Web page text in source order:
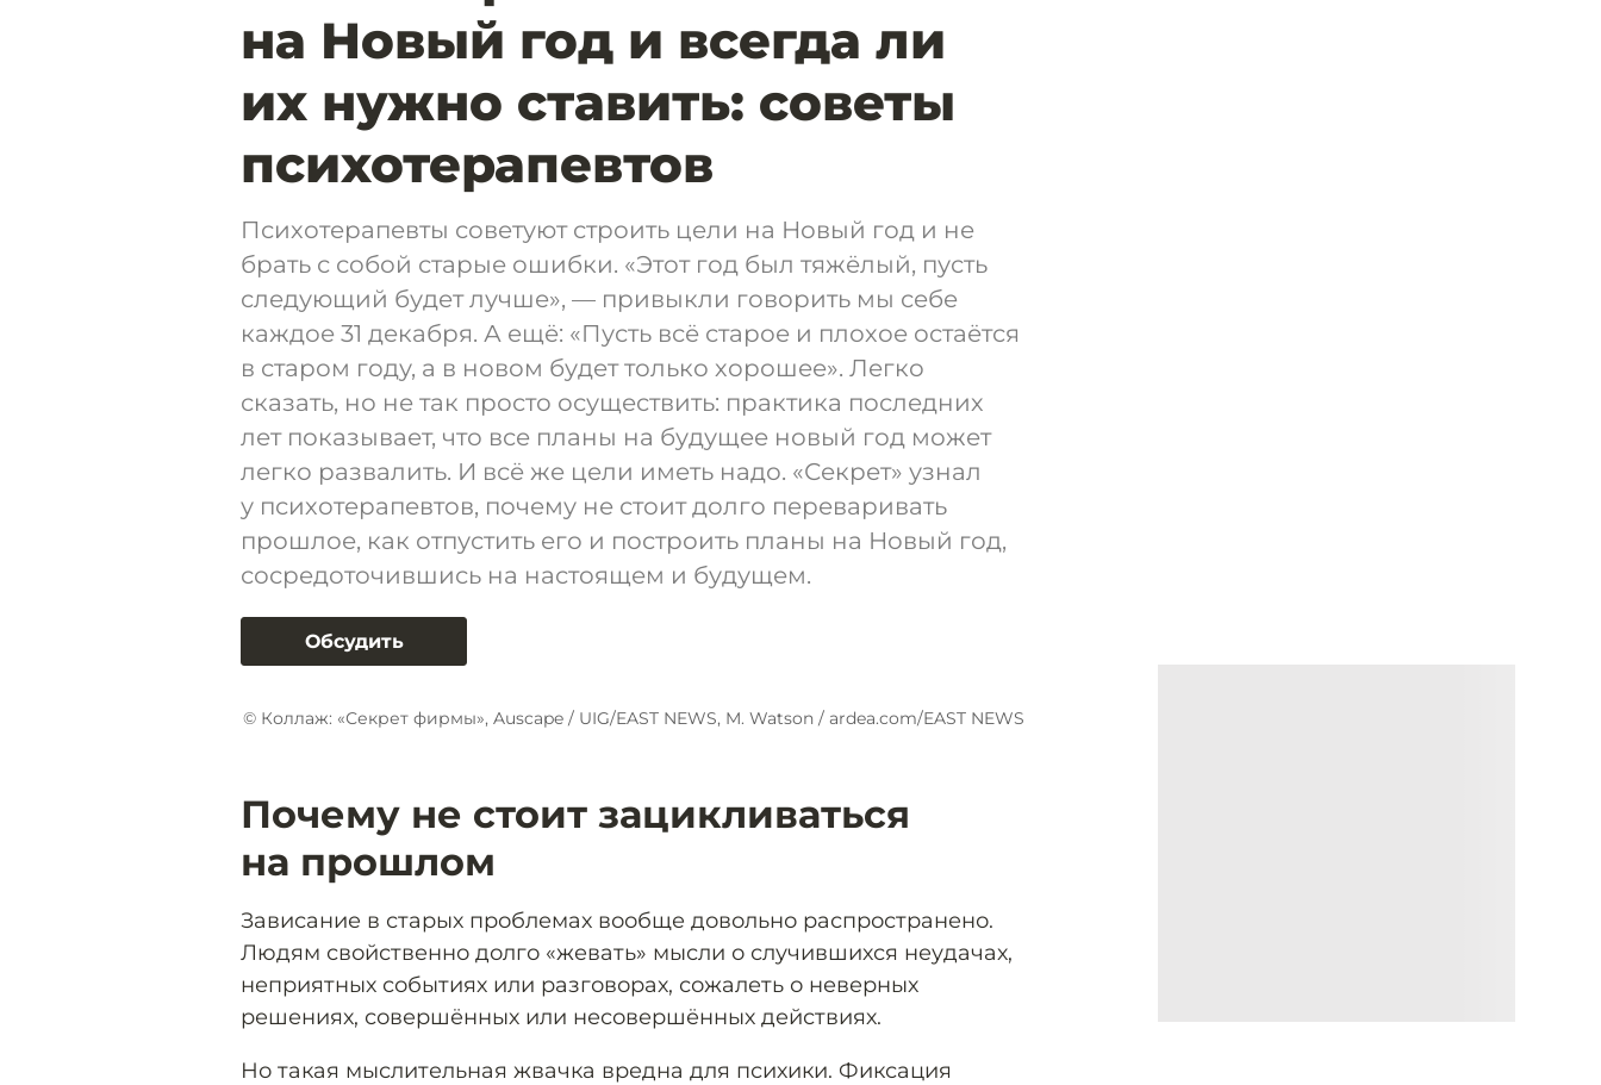
на Новый год и всегда ли
их нужно ставить: советы
психотерапевтов
Психотерапевты советуют строить цели на Новый год и не
брать с собой старые ошибки. «Этот год был тяжёлый, пусть
следующий будет лучше», — привыкли говорить мы себе
каждое 31 декабря. А ещё: «Пусть всё старое и плохое остаётся
в старом году, а в новом будет только хорошее». Легко
сказать, но не так просто осуществить: практика последних
лет показывает, что все планы на будущее новый год может
легко развалить. И всё же цели иметь надо. «Секрет» узнал
у психотерапевтов, почему не стоит долго переваривать
прошлое, как отпустить его и построить планы на Новый год,
сосредоточившись на настоящем и будущем.
Обсудить
© Коллаж: «Секрет фирмы», Auscape / UIG/EAST NEWS, M. Watson / ardea.com/EAST NEWS
Почему не стоит зацикливаться
на прошлом
Зависание в старых проблемах вообще довольно распространено.
Людям свойственно долго «жевать» мысли о случившихся неудачах,
неприятных событиях или разговорах, сожалеть о неверных
решениях, совершённых или несовершённых действиях.
Но такая мыслительная жвачка вредна для психики. Фиксация